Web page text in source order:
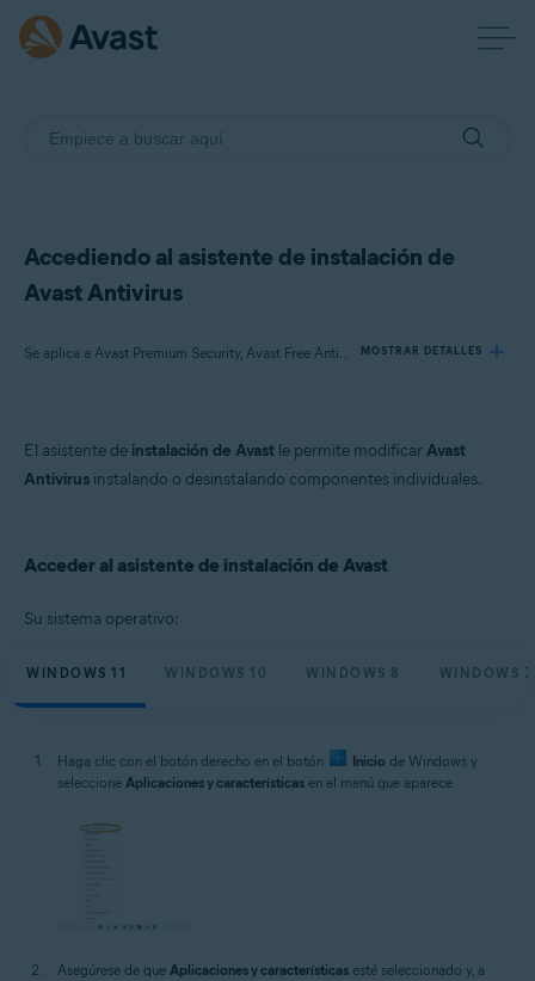
Accediendo al asistente de instalación de
Avast Antivirus
Se aplica a Avast Premium Security, Avast Free Antivirus MOSTRAR DETALLES
Productos:
Avast Premium Security 22.x
Microsoft Windows 8.1/Pro/Enterprise - 32 o 64 bits
Microsoft Windows 7 Home Basic/Home
Convenient Rollup Update, 32 o 64 bits
El asistente de instalación de Avast le permite modificarAvast
Antivirus instalando o desinstalando componentes individuales.
Acceder al asistente de instalación de Avast
Su sistema operativo:
WINDOWS 11 WINDOWS 10 WINDOWS 8 WINDOWS 7
Haga clic con el botón derecho en el botón Inicio de Windows y
seleccione Aplicaciones y características en el menú que aparece.
Asegúrese de que Aplicaciones y características esté seleccionado y, a